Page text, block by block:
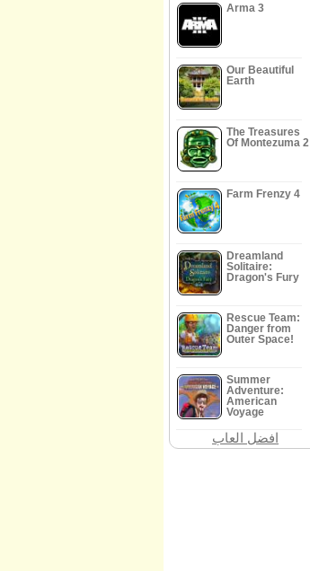
Arma 3
Our Beautiful
Earth
The Treasures
Of Montezuma 2
Farm Frenzy 4
Dreamland
Solitaire:
Dragon's Fury
Rescue Team:
Danger from
Outer Space!
Summer
Adventure:
American
Voyage
افضل العاب